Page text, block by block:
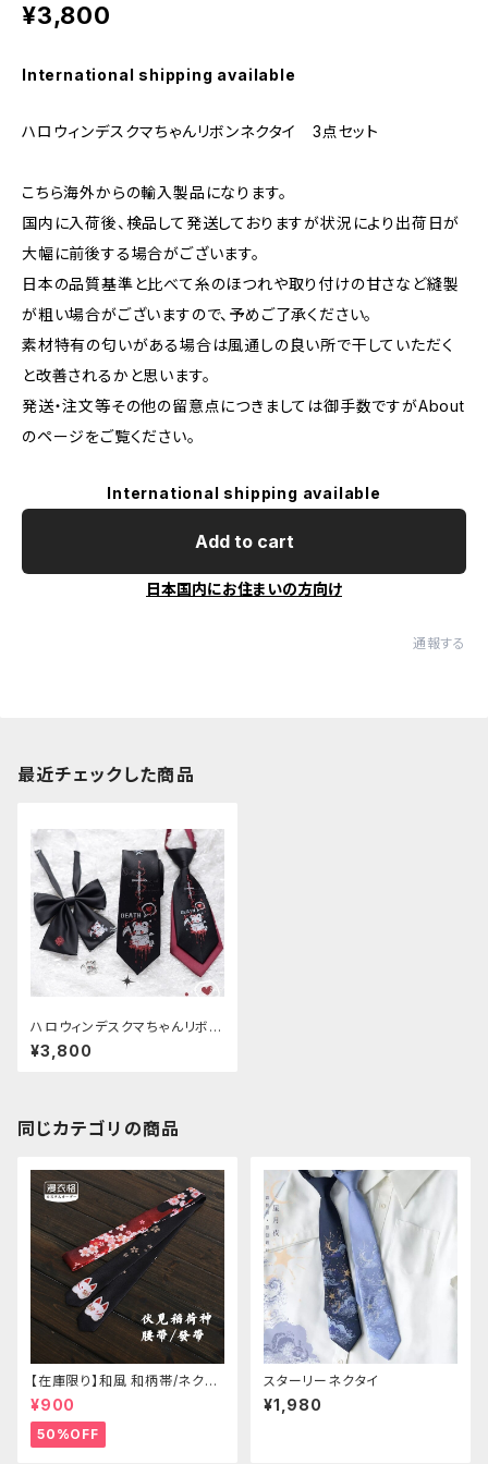
¥3,800
International shipping available
ハロウィンデスクマちゃんリボンネクタイ 3点セット
こちら海外からの輸入製品になります。
国内に入荷後、検品して発送しておりますが状況により出荷日が
大幅に前後する場合がございます。
日本の品質基準と比べて糸のほつれや取り付けの甘さなど縫製
が粗い場合がございますので、予めご了承ください。
素材特有の匂いがある場合は風通しの良い所で干していただく
と改善されるかと思います。
発送・注文等その他の留意点につきましては御手数ですがAbout
のページをご覧ください。
International shipping available
Add to cart
日本国内にお住まいの方向け
通報する
最近チェックした商品
ハロウィンデスクマちゃんリボン
ネクタイセット
¥3,800
同じカテゴリの商品
【在庫限り】和風 和柄帯/ネクタ
イ/リボン（狐面/金魚
¥900
50%OFF
スターリーネクタイ
¥1,980